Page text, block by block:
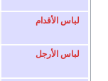
لباس الأقدام
لباس الأرجل